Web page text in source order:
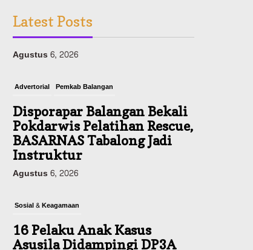
Latest Posts
Advertorial Pemkab Balangan
Disporapar Balangan Bekali
BASARNAS Tabalong Jadi
Instruktur
Agustus 6, 2026
Sosial & Keagamaan
16 Pelaku Anak Kasus
Banjarmasin, Sebagian
Ternyata Pernah Jadi